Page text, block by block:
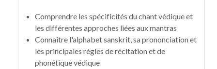
Comprendre les spécificités du chant védique et
les différentes approches liées aux mantras
Connaître l'alphabet sanskrit, sa prononciation et
les principales règles de récitation et de
phonétique védique